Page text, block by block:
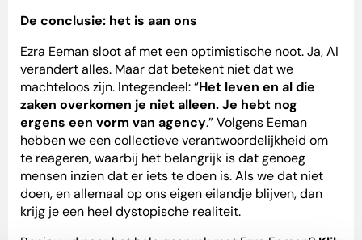
De conclusie: het is aan ons
Ezra Eeman sloot af met een optimistische noot. Ja, AI
verandert alles. Maar dat betekent niet dat we
machteloos zijn. Integendeel: “Het leven en al die
zaken overkomen je niet alleen. Je hebt nog
ergens een vorm van agency.” Volgens Eeman
hebben we een collectieve verantwoordelijkheid om
te reageren, waarbij het belangrijk is dat genoeg
mensen inzien dat er iets te doen is. Als we dat niet
doen, en allemaal op ons eigen eilandje blijven, dan
krijg je een heel dystopische realiteit.